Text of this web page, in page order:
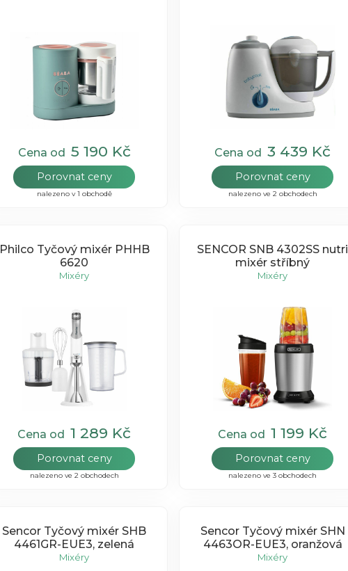
Cena od 5 190 Kč
Porovnat ceny
nalezeno v 1 obchodě
Cena od 3 439 Kč
Porovnat ceny
nalezeno ve 2 obchodech
Philco Tyčový mixér PHHB
6620
Mixéry
Cena od 1 289 Kč
Porovnat ceny
nalezeno ve 2 obchodech
SENCOR SNB 4302SS nutri
mixér stříbný
Mixéry
Cena od 1 199 Kč
Porovnat ceny
nalezeno ve 3 obchodech
Sencor Tyčový mixér SHB
4461GR-EUE3, zelená
Mixéry
Sencor Tyčový mixér SHN
4463OR-EUE3, oranžová
Mixéry